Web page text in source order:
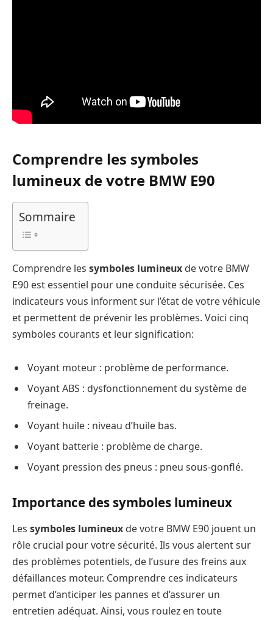
Comprendre les symboles
lumineux de votre BMW E90
Sommaire
Comprendre les symboles lumineux de votre BMW
E90 est essentiel pour une conduite sécurisée. Ces
indicateurs vous informent sur l’état de votre véhicule
et permettent de prévenir les problèmes. Voici cinq
symboles courants et leur signification:
Voyant moteur : problème de performance.
Voyant ABS : dysfonctionnement du système de
freinage.
Voyant huile : niveau d’huile bas.
Voyant batterie : problème de charge.
Voyant pression des pneus : pneu sous-gonflé.
Importance des symboles lumineux
Les symboles lumineux de votre BMW E90 jouent un
rôle crucial pour votre sécurité. Ils vous alertent sur
des problèmes potentiels, de l’usure des freins aux
défaillances moteur. Comprendre ces indicateurs
permet d’anticiper les pannes et d’assurer un
entretien adéquat. Ainsi, vous roulez en toute